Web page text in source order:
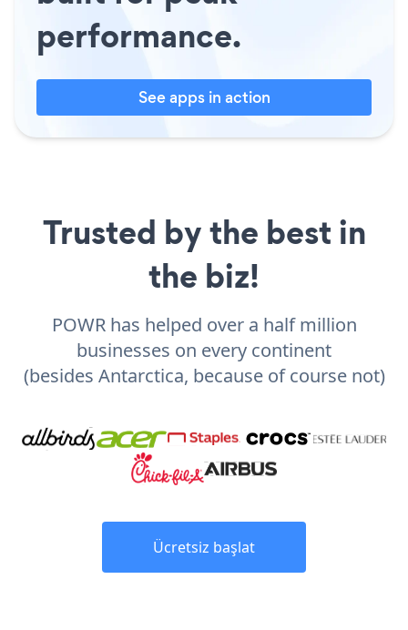
performance.
See apps in action
Trusted by the best in
the biz!
POWR has helped over a half million
businesses on every continent
(besides Antarctica, because of course not)
Ücretsiz başlat